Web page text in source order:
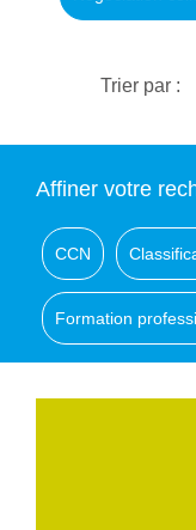
Trier par :
Affiner votre
CCN
Formation